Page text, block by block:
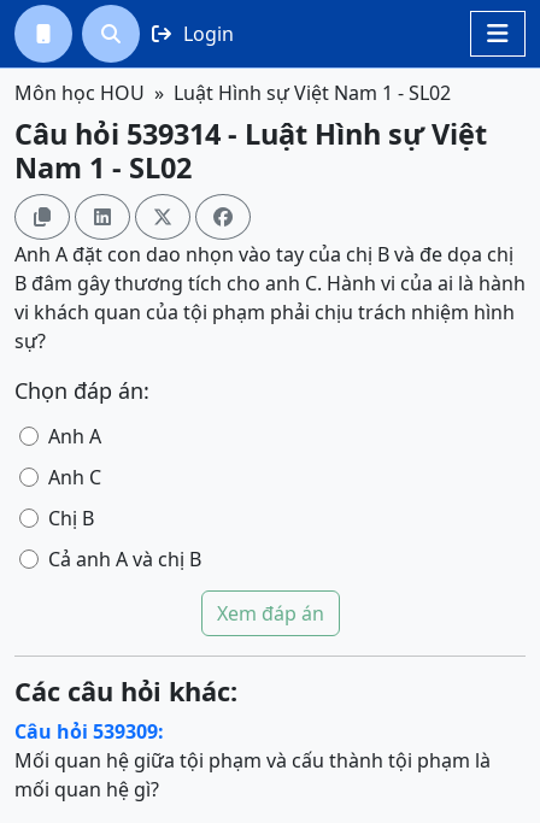

  Login
Môn học HOU Luật Hình sự Việt Nam 1 - SL02
Câu hỏi 539314 - Luật Hình sự Việt
Nam 1 - SL02
   
Anh A đặt con dao nhọn vào tay của chị B và đe dọa chị
B đâm gây thương tích cho anh C. Hành vi của ai là hành
vi khách quan của tội phạm phải chịu trách nhiệm hình
sự?
Chọn đáp án:
Anh A
Anh C
Chị B
Cả anh A và chị B
Xem đáp án
Các câu hỏi khác:
Câu hỏi 539309:
Mối quan hệ giữa tội phạm và cấu thành tội phạm là
mối quan hệ gì?